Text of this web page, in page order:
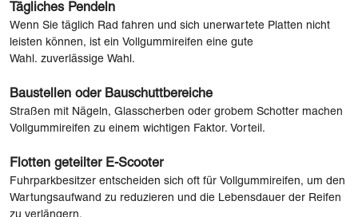
Tägliches Pendeln
Wenn Sie täglich Rad fahren und sich unerwartete Platten nicht
leisten können, ist ein Vollgummireifen eine gute
Wahl. zuverlässige Wahl.
Baustellen oder Bauschuttbereiche
Straßen mit Nägeln, Glasscherben oder grobem Schotter machen
Vollgummireifen zu einem wichtigen Faktor. Vorteil.
Flotten geteilter E-Scooter
Fuhrparkbesitzer entscheiden sich oft für Vollgummireifen, um den
Wartungsaufwand zu reduzieren und die Lebensdauer der Reifen
zu verlängern.